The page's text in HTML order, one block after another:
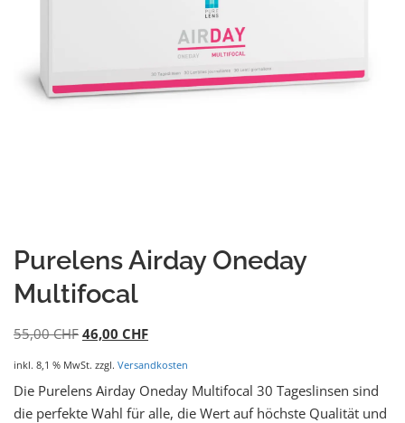
Purelens Airday Oneday
Multifocal
55,00CHF 46,00 CHF
inkl. 8,1 % MwSt. zzgl. Versandkosten
Die Purelens Airday Oneday Multifocal 30 Tageslinsen sind
die perfekte Wahl für alle, die Wert auf höchste Qualität und